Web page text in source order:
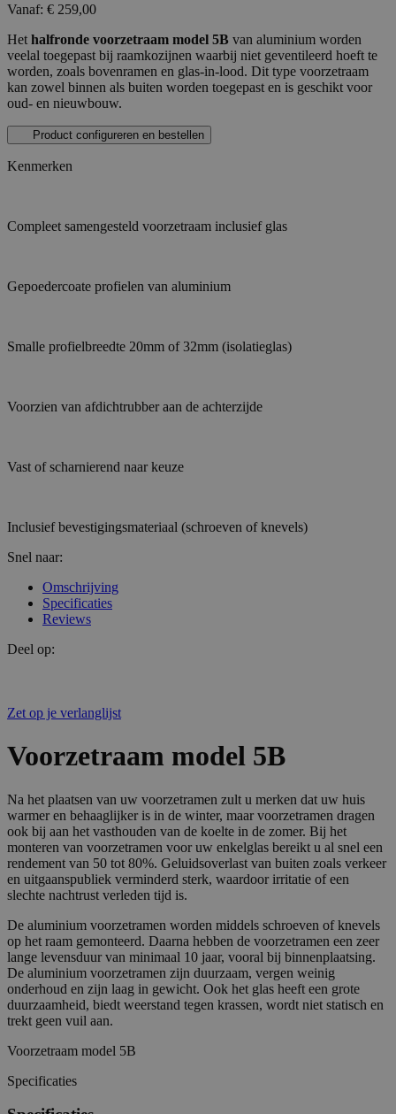
Vanaf: € 259,00
Het halfronde voorzetraam model 5B van aluminium worden
veelal toegepast bij raamkozijnen waarbij niet geventileerd hoeft te
worden, zoals bovenramen en glas-in-lood. Dit type voorzetraam
kan zowel binnen als buiten worden toegepast en is geschikt voor
oud- en nieuwbouw.
Product configureren en bestellen
Kenmerken
Compleet samengesteld voorzetraam inclusief glas
Gepoedercoate profielen van aluminium
Smalle profielbreedte 20mm of 32mm (isolatieglas)
Voorzien van afdichtrubber aan de achterzijde
Vast of scharnierend naar keuze
Inclusief bevestigingsmateriaal (schroeven of knevels)
Snel naar:
Omschrijving
Specificaties
Reviews
Deel op:
Zet op je verlanglijst
Voorzetraam model 5B
Na het plaatsen van uw voorzetramen zult u merken dat uw huis
warmer en behaaglijker is in de winter, maar voorzetramen dragen
ook bij aan het vasthouden van de koelte in de zomer. Bij het
monteren van voorzetramen voor uw enkelglas bereikt u al snel een
rendement van 50 tot 80%. Geluidsoverlast van buiten zoals verkeer
en uitgaanspubliek verminderd sterk, waardoor irritatie of een
slechte nachtrust verleden tijd is.
De aluminium voorzetramen worden middels schroeven of knevels
op het raam gemonteerd. Daarna hebben de voorzetramen een zeer
lange levensduur van minimaal 10 jaar, vooral bij binnenplaatsing.
De aluminium voorzetramen zijn duurzaam, vergen weinig
onderhoud en zijn laag in gewicht. Ook het glas heeft een grote
duurzaamheid, biedt weerstand tegen krassen, wordt niet statisch en
trekt geen vuil aan.
Voorzetraam model 5B
Specificaties